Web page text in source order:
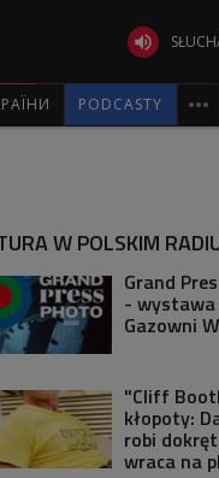

PODCASTY 
W POLSKIM
Grand
- wystawa
Gazowni
"Cliff
kłopoty:
robi
wraca na